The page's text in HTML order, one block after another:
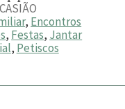
, Encontros
, Festas, Jantar
, Petiscos